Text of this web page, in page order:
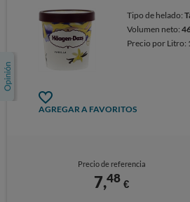
Tipo de helado:
Volumen neto:
Precio por Litro:
AGREGAR A FAVORITOS
Precio de referencia
7,48 €